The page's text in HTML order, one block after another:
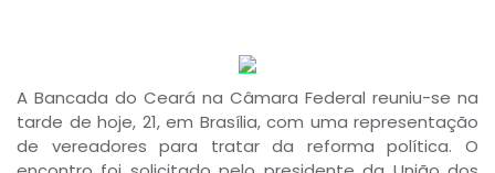
A Bancada do Ceará na Câmara Federal reuniu-se na
tarde de hoje, 21, em Brasília, com uma representação
de vereadores para tratar da reforma política. O